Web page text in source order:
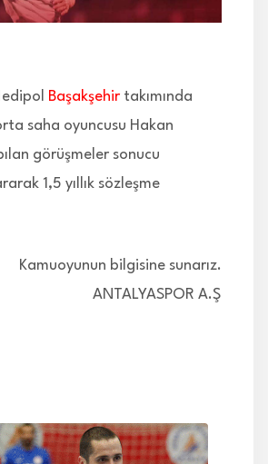
Başakşehir takımında
saha oyuncusu Hakan
görüşmeler sonucu
1,5 yıllık sözleşme
Kamuoyunun bilgisine sunarız.
ANTALYASPOR A.Ş